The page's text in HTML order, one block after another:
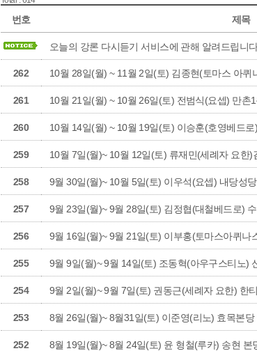
번호 제목
오늘의 강론 다시듣기 서비스에 관해 알려드립니
262 10월 28일(월) ~ 11월 2일(토) 김종현(토마스 아퀴
261 10월 21일(월) ~ 10월 26일(토) 전범식(요셉) 만촌
260 10월 14일(월) ~ 10월 19일(토) 이승훈(호영베드
259 10월 7일(월)~ 10월 12일(토) 류재민(세례자 요한)
258 9월 30일(월)~ 10월 5일(토) 이우석(요셉) 내당성
257 9월 23일(월)~ 9월 28일(토) 김정협(대철베드로)
256 9월 16일(월)~ 9월 21일(토) 이부홍(토마스아퀴나
255 9월 9일(월)~ 9월 14일(토) 조동혁(아우구스티노)
254 9월 2일(월)~ 9월 7일(토) 권동근(세례자 요한) 한
253 8월 26일(월)~ 8월31일(토) 이준영(리노) 효목본당
252 8월 19일(월)~ 8월 24일(토) 윤 형철(루카) 송현 본